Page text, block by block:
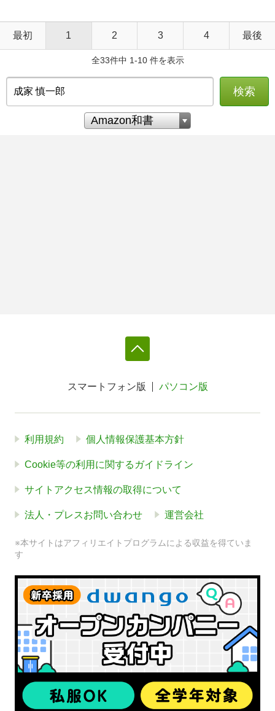
最初 1 2 3 4 最後
全33件中 1-10 件を表示
検索
スマートフォン版 パソコン版
利用規約 個人情報保護基本方針
Cookie等の利用に関するガイドライン
サイトアクセス情報の取得について
法人・プレスお問い合わせ 運営会社
※本サイトはアフィリエイトプログラムによる収益を得ていま
す